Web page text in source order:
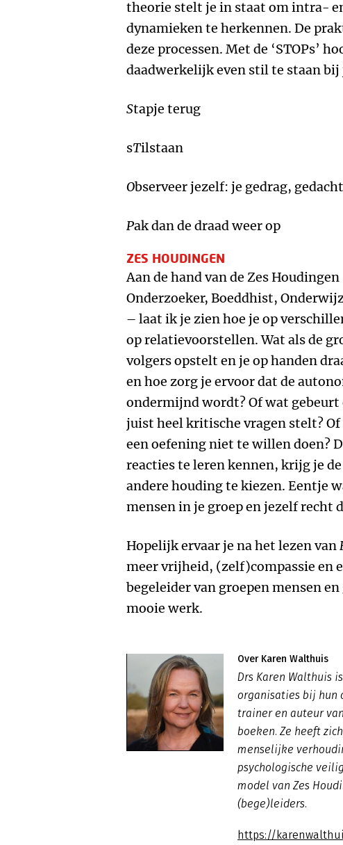
theorie stelt je in staat om intra-
dynamieken te herkennen. De
deze processen. Met de ‘STOPs’
daadwerkelijk even stil te staan bij
Stapje terug
sTilstaan
Observeer jezelf: je gedrag,
Pak dan de draad weer op
ZES HOUDINGEN
Aan de hand van de Zes
Onderzoeker, Boeddhist,
– laat ik je zien hoe je op
op relatievoorstellen. Wat als de
volgers opstelt en je op handen
en hoe zorg je ervoor dat de
ondermijnd wordt? Of wat
juist heel kritische vragen stelt?
een oefening niet te willen doen?
reacties te leren kennen, krijg je
andere houding te kiezen. Eentje
mensen in je groep en jezelf recht
Hopelijk ervaar je na het lezen van
meer vrijheid, (zelf)compassie en
begeleider van groepen mensen
mooie werk.
Over Karen Walthuis
Drs Karen Walthuis
organisaties bij hun
trainer en auteur
boeken. Ze heeft
menselijke
psychologische
model van Zes
(bege)leiders.
https://